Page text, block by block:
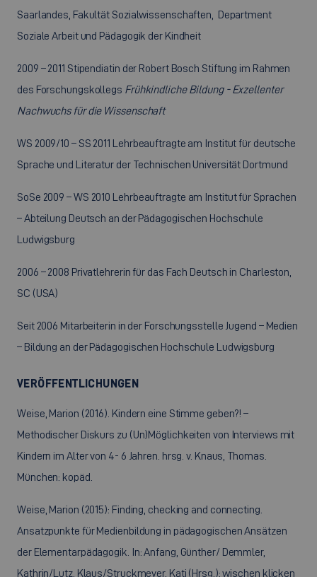
Saarlandes, Fakultät Sozialwissenschaften, Department
Soziale Arbeit und Pädagogik der Kindheit
2009 – 2011 Stipendiatin der Robert Bosch Stiftung im Rahmen
des Forschungskollegs Frühkindliche Bildung - Exzellenter
Nachwuchs für die Wissenschaft
WS 2009/10 – SS 2011 Lehrbeauftragte am Institut für deutsche
Sprache und Literatur der Technischen Universität Dortmund
SoSe 2009 – WS 2010 Lehrbeauftragte am Institut für Sprachen
– Abteilung Deutsch an der Pädagogischen Hochschule
Ludwigsburg
2006 – 2008 Privatlehrerin für das Fach Deutsch in Charleston,
SC (USA)
Seit 2006 Mitarbeiterin in der Forschungsstelle Jugend – Medien
– Bildung an der Pädagogischen Hochschule Ludwigsburg
VERÖFFENTLICHUNGEN
Weise, Marion (2016). Kindern eine Stimme geben?! –
Methodischer Diskurs zu (Un)Möglichkeiten von Interviews mit
Kindern im Alter von 4- 6 Jahren. hrsg. v. Knaus, Thomas.
München: kopäd.
Weise, Marion (2015): Finding, checking and connecting.
Ansatzpunkte für Medienbildung in pädagogischen Ansätzen
der Elementarpädagogik. In: Anfang, Günther/ Demmler,
Kathrin/Lutz, Klaus/Struckmeyer, Kati (Hrsg.): wischen klicken